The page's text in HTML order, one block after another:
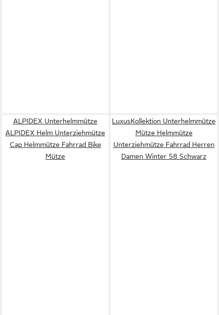
ALPIDEX Unterhelmmütze
ALPIDEX Helm Unterziehmütze
Cap Helmmütze Fahrrad Bike
Mütze
LuxusKollektion Unterhelmmütze
Mütze Helmmütze
Unterziehmütze Fahrrad Herren
Damen Winter 58 Schwarz